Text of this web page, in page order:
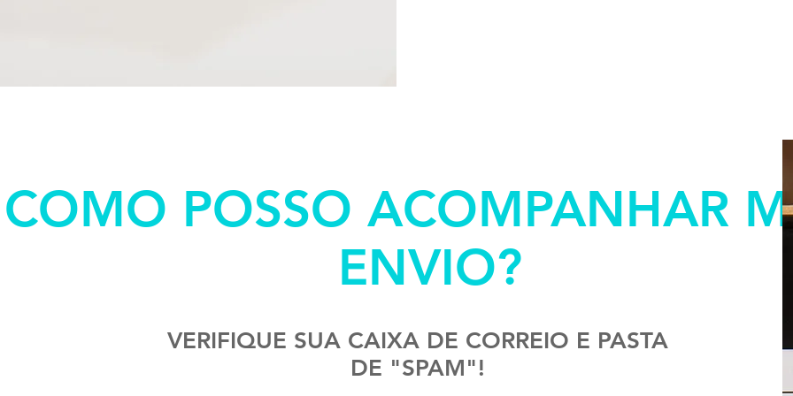
COMO POSSO ACOMPANHAR
ENVIO?
VERIFIQUE SUA CAIXA DE CORREIO E PASTA
DE "SPAM"!